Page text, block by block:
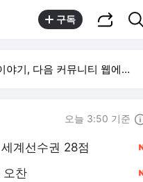
구독
기, 다음 커뮤니티 웹에서 보기
오늘 3:50 기준
계선수권 28점
오찬